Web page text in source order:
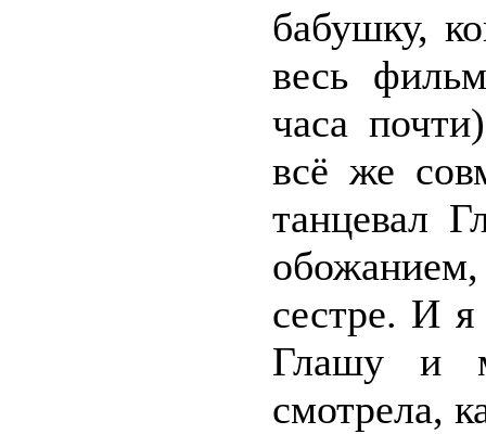
бабушку,
весь
часа
всё же
танцевал
сестре. И
Глашу и
смотрела,